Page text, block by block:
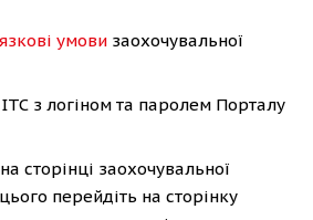
умови заохочувальної
ІТС з логіном та паролем Порталу
сторінці заохочувальної
перейдіть на сторінку